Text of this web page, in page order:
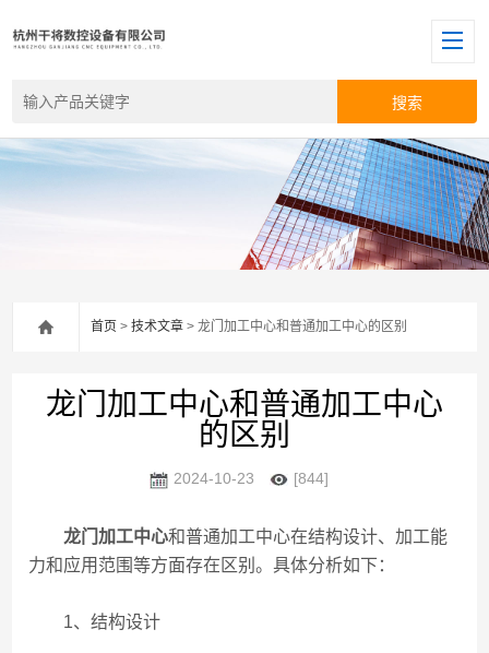
首页 >技术文章 > 龙门加工中心和普通加工中心的区别
龙门加工中心和普通加工中心
的区别
2024-10-23 [844]
龙门加工中心和普通加工中心在结构设计、加工能
力和应用范围等方面存在区别。具体分析如下：
1、结构设计